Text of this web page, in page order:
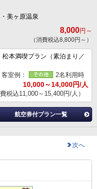
美ヶ原温泉
8,000円～
（消費税込8,800円～）
本満喫プラン（素泊まり／
客室例：
2名利用時
10,000～14,000円/人
費税込11,000～15,400円/人）
航空券付プラン一覧
次へ